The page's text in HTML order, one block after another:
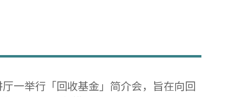
一举行「回收基金」简介会，旨在向回